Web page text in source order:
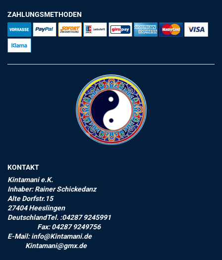
ZAHLUNGSMETHODEN
KONTAKT
Kintamani e.K.
Inhaber: Rainer Schickedanz
Alte Dorfstr.15
27404 Heeslingen
DeutschlandTel. :04287 9245991
Fax: 04287 9249756
E-Mail: info@Kintamani.de
Kintamani@gmx.de